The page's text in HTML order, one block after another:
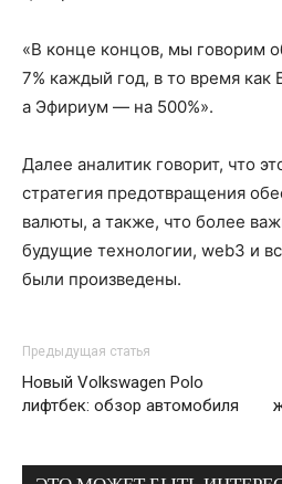
«В конце концов, мы говорим
7% каждый год, в то время как
а Эфириум — на 500%».
Далее аналитик говорит, что
стратегия предотвращения
валюты, а также, что более
будущие технологии, web3 и
были произведены.
Предыдущая статья
Новый Volkswagen Polo
лифтбек: обзор автомобиля